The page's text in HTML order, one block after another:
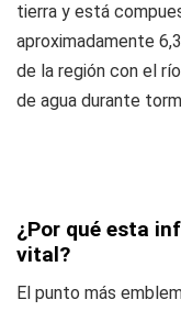
tierra y está
aproximadamente
de la región con el
de agua durante
¿Por qué esta
vital?
El punto más